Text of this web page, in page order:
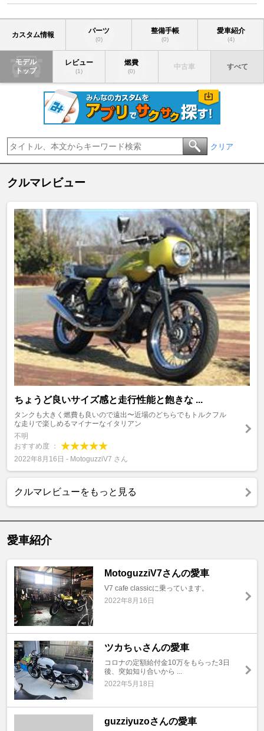
カスタム情報 パーツ
(0)
整備手帳
(0)
愛車紹介
(4)
モデル
トップ
レビュー
(1)
燃費
(0)
中古車 すべて
クリア
クルマレビュー
ちょうど良いサイズ感と走行性能と飽きな ...
タンクも大きく燃費も良いので遠出〜近場のどちらでもトルクフル
な走りで楽しめるマイナーなイタリアン
不明
おすすめ度 ：
2022年8月16日 - MotoguzziV7 さん
クルマレビューをもっと見る
愛車紹介
MotoguzziV7さんの愛車
V7 cafe classicに乗っています。
2022年8月16日
ツカちぃさんの愛車
コロナの定額給付金10万をもらった3日
後、突如知り合いから ...
2022年5月18日
guzziyuzoさんの愛車